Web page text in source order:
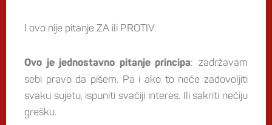
I ovo nije pitanje ZA ili PROTIV.
Ovo je jednostavno pitanje principa: zadržavam
sebi pravo da pišem. Pa i ako to neće zadovoljiti
svaku sujetu, ispuniti svačiji interes. Ili sakriti nečiju
grešku.